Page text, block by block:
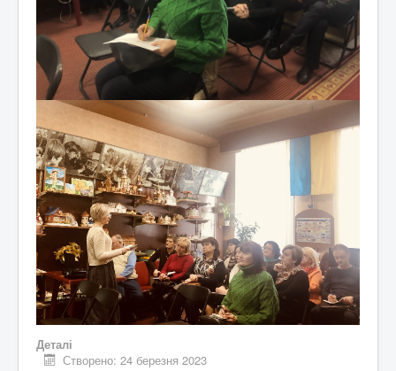
Деталі
Створено: 24 березня 2023